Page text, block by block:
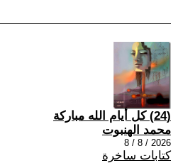
(24) كل أيام الله مباركة
محمد الهنبوت
2026 / 8 / 8
كتابات ساخرة